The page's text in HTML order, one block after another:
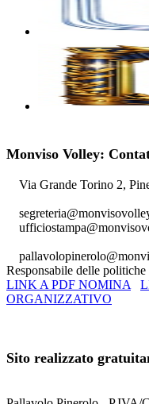
Monviso Volley:
Via Grande Torino 2,
Responsabile delle
LINK A PDF NOMINA
ORGANIZZATIVO
Sito realizzato